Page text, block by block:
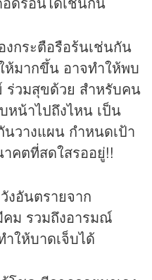
งกระตือรือร้นเช่นกัน
มากขึ้น อาจทำให้พบ
ร่วมสุขด้วย สำหรับคน
น้าไปถึงไหน เป็น
นวางแผน กำหนดเป้า
คตที่สดใสรออยู่!!
งอันตรายจาก
ม รวมถึงอารมณ์
ให้บาดเจ็บได้